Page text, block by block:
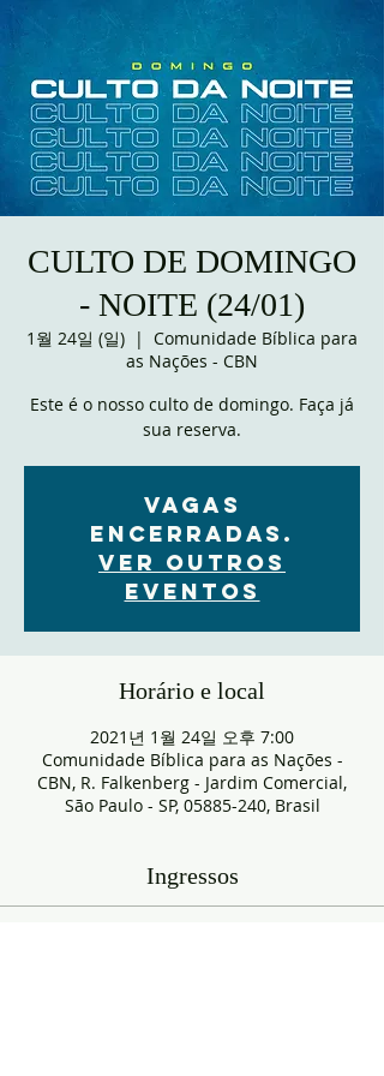
CULTO DE DOMINGO
- NOITE (24/01)
1월 24일 (일)
  |
Comunidade Bíblica para
as Nações - CBN
Este é o nosso culto de domingo. Faça já
sua reserva.
VAGAS
ENCERRADAS.
Ver outros
eventos
Horário e local
2021년 1월 24일 오후 7:00
Comunidade Bíblica para as Nações -
CBN, R. Falkenberg - Jardim Comercial,
São Paulo - SP, 05885-240, Brasil
Ingressos